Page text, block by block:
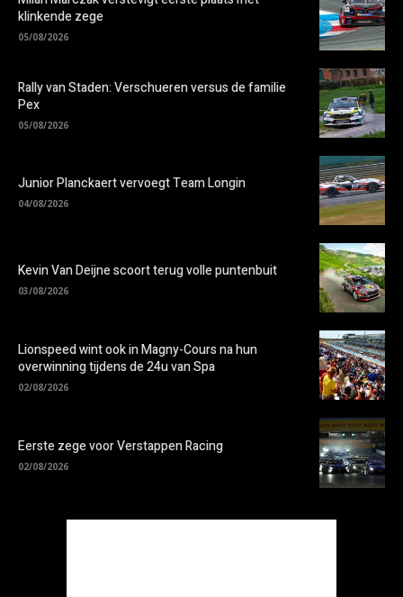
klinkende zege
05/08/2026
Rally van Staden: Verschueren versus de familie
Pex
05/08/2026
Junior Planckaert vervoegt Team Longin
04/08/2026
Kevin Van Deijne scoort terug volle puntenbuit
03/08/2026
Lionspeed wint ook in Magny-Cours na hun
overwinning tijdens de 24u van Spa
02/08/2026
Eerste zege voor Verstappen Racing
02/08/2026